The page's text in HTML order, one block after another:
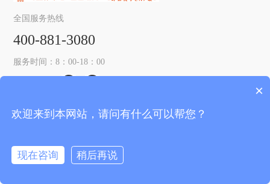
全国服务热线
400-881-3080
服务时间：8：00-18：00
×
欢迎来到本网站，请问有什么可以帮您？
现在咨询 稍后再说